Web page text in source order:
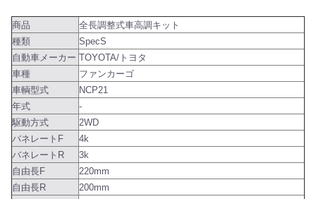
商品
全長調整式車高調キット
種類
SpecS
自動車メーカー TOYOTA/トヨタ
車種
ファンカーゴ
車輌型式
NCP21
年式
-
駆動方式
2WD
バネレートF
4k
バネレートR
3k
自由長F
220mm
自由長R
200mm